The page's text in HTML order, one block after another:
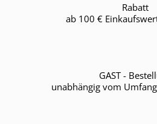
Rabatt
ab 100 €
GAST -
unabhängig vom